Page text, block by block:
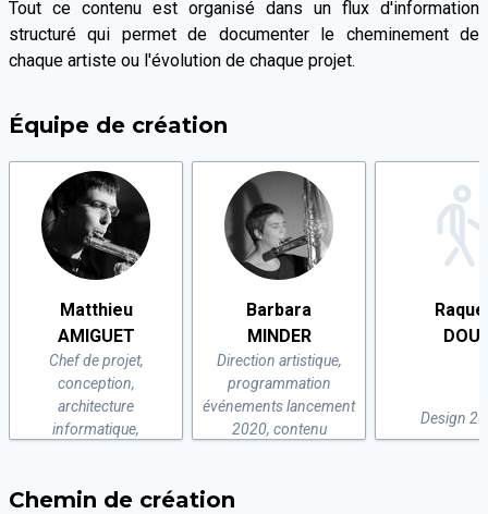
Tout ce contenu est organisé dans un flux d'information
structuré qui permet de documenter le cheminement de
chaque artiste ou l'évolution de chaque projet.
Équipe de création
Matthieu
AMIGUET
Chef de projet,
conception,
architecture
informatique,
Barbara
MINDER
Direction artistique,
programmation
événements lancement
2020, contenu
DOU
Design
Chemin de création